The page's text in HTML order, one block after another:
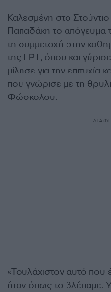
Καλεσμένη στο
Παπαδάκη το απόγευμα
τη συμμετοχή στην
της ΕΡΤ, όπου και
μίλησε για την επιτυχία
που γνώρισε με τη
Φώσκολου.
«Τουλάχιστον αυτό που
ήταν όπως το βλέπαμε.